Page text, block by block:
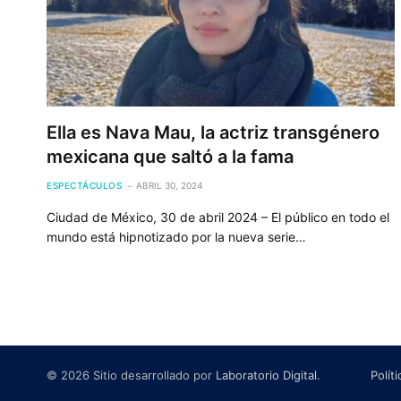
Ella es Nava Mau, la actriz transgénero
mexicana que saltó a la fama
ESPECTÁCULOS ABRIL 30, 2024
Ciudad de México, 30 de abril 2024 – El público en todo el
mundo está hipnotizado por la nueva serie…
© 2026 Sitio desarrollado por Laboratorio Digital.